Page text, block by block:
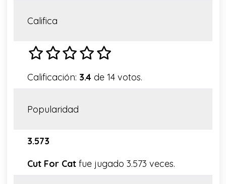
Califica
Calificación: 3.4 de 14 votos.
Popularidad
3.573
Cut For Cat fue jugado 3.573 veces.